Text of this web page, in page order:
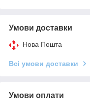
Умови доставки
Нова Пошта
Всі умови доставки
Умови оплати